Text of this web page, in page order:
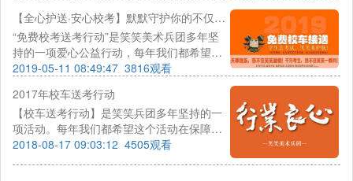
都希望能让每位学子考出好成绩，完成梦
想！
【全心护送·安心校考】默默守护你的不仅仅是父母，还有笑笑兵团带队的老师们
“免费校考送考行动”是笑笑美术兵团多年坚
持的一项爱心公益行动，每年我们都希望这
个活动在保障学生顺利考试的情况下，能更
所有笑笑老师和他们一起并肩战斗过。
2019-05-11 08:49:47 3816观看
2017年校车送考行动
【校车送考行动】是笑笑兵团多年坚持的一
项活动。每年我们都希望这个活动在保障学
生顺利的情况下，能更多的留给笑笑学子温
2018-08-17 09:03:12 4505观看